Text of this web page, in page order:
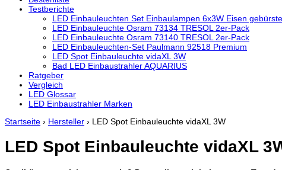
Testberichte
LED Einbauleuchten Set Einbaulampen 6x3W Eisen
LED Einbauleuchte Osram 73134 TRESOL 2er-Pack
LED Einbauleuchte Osram 73140 TRESOL 2er-Pack
LED Einbauleuchten-Set Paulmann 92518 Premium
LED Spot Einbauleuchte vidaXL 3W
Bad LED Einbaustrahler AQUARIUS
Ratgeber
Vergleich
LED Glossar
LED Einbaustrahler Marken
Startseite › Hersteller › LED Spot Einbauleuchte vidaXL 3W
LED Spot Einbauleuchte vidaXL